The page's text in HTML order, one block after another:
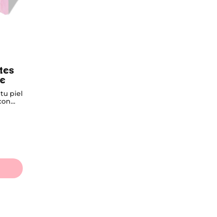
piel